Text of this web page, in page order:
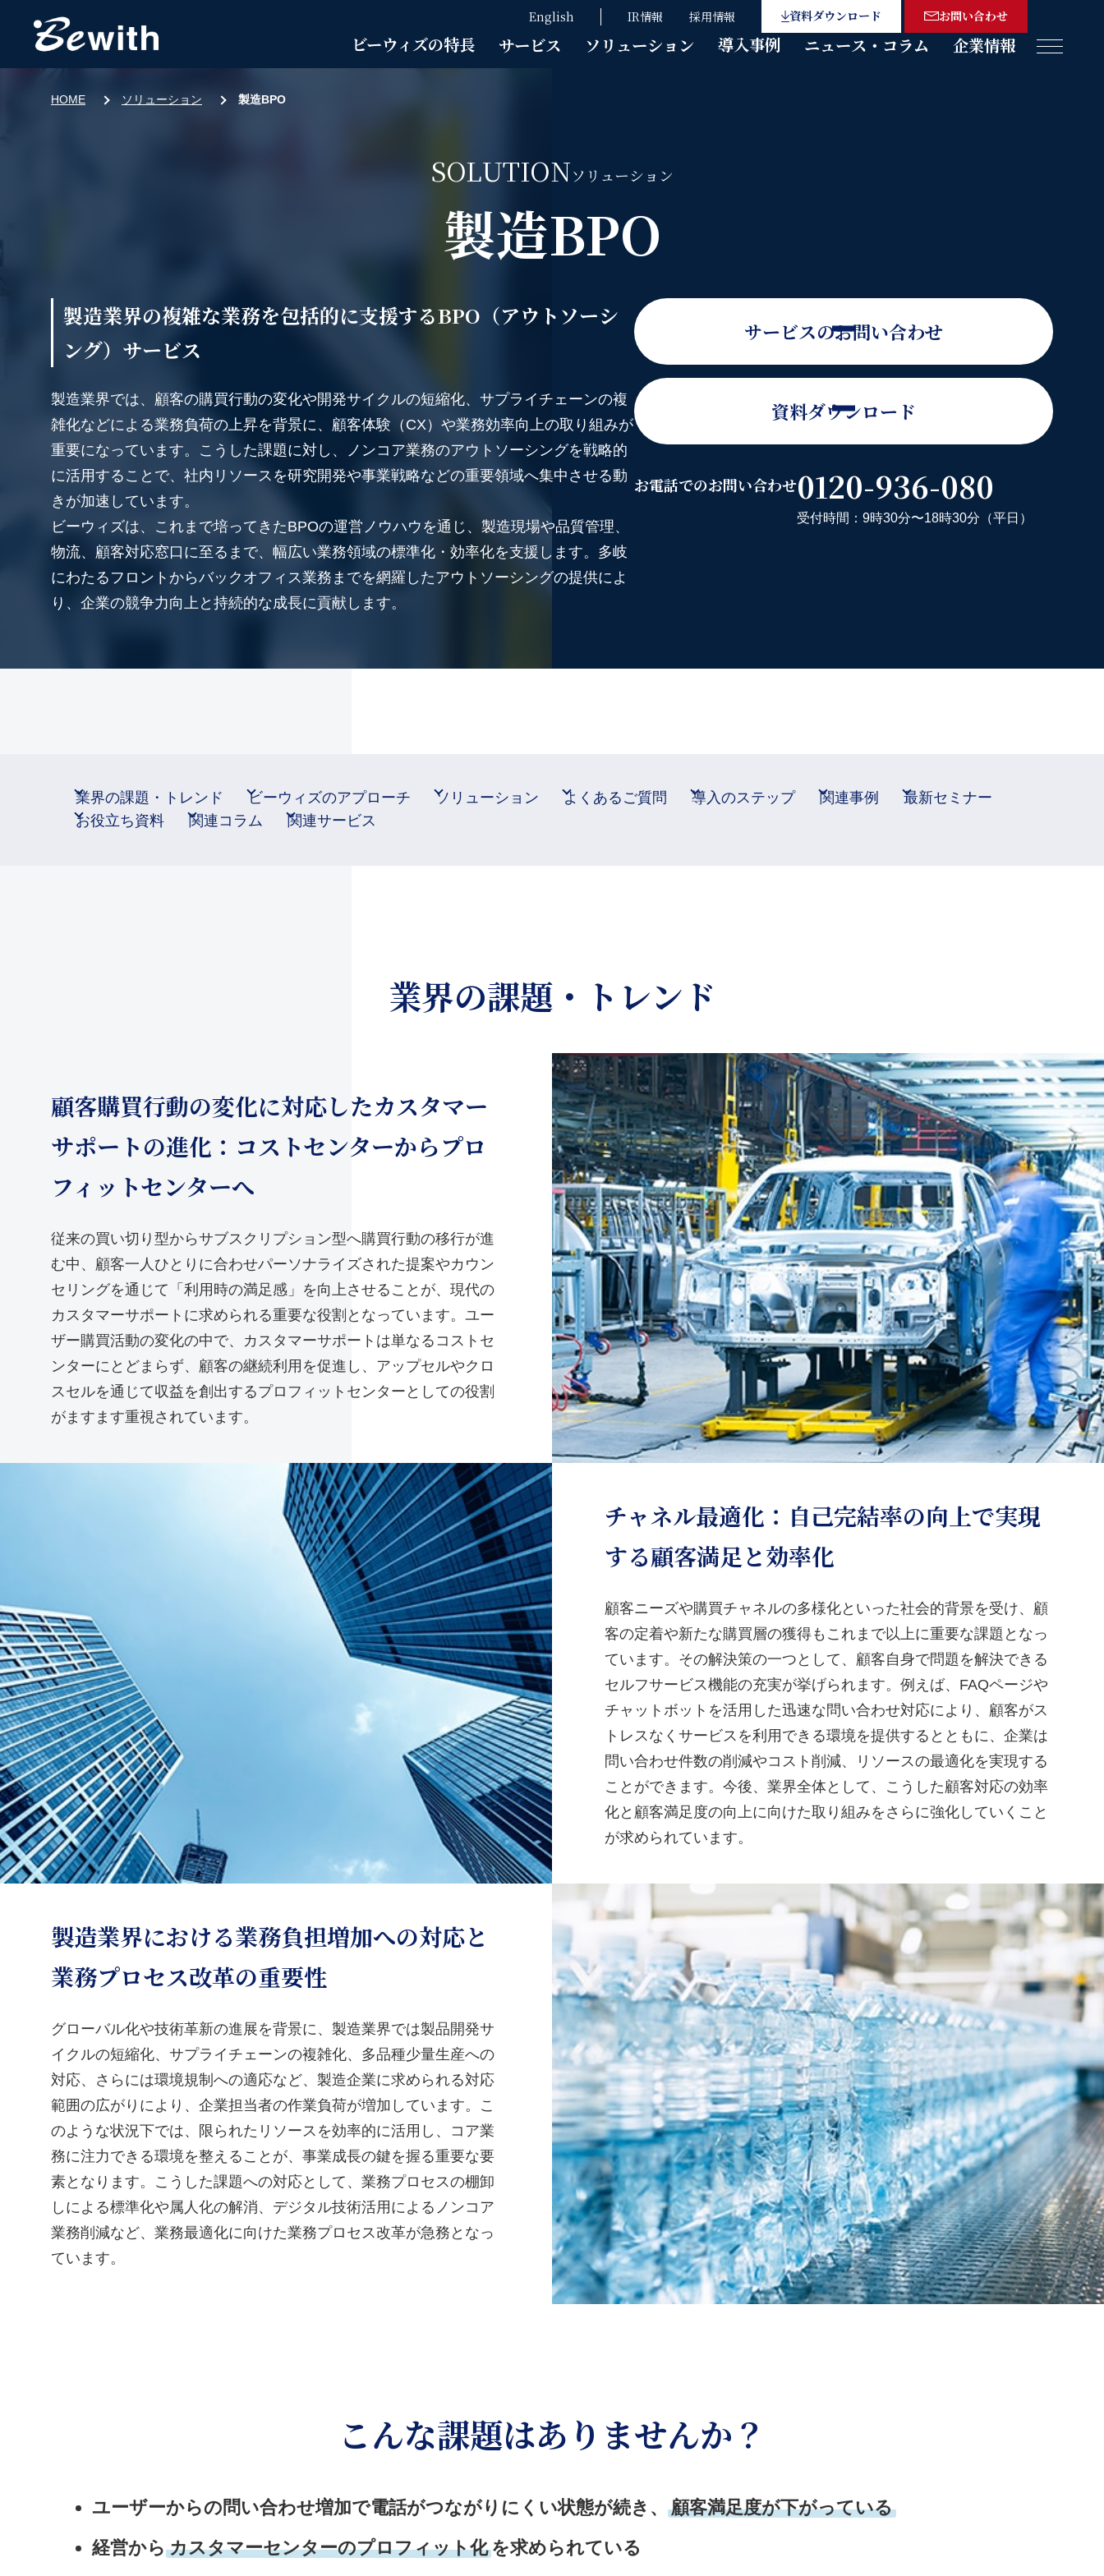
English IR情報 採用情報 資料ダウンロード お問い合わせ
ビーウィズの特長 サービス ソリューション 導入事例 ニュース・コラム 企業情報 メニュ
HOME ソリューション 製造BPO
製造BPO
SOLUTIONソリューション
製造業界の複雑な業務を包括的に支援するBPO（アウトソーシ
ング）サービス
製造業界では、顧客の購買行動の変化や開発サイクルの短縮化、サプライチェーンの複
雑化などによる業務負荷の上昇を背景に、顧客体験（CX）や業務効率向上の取り組みが
重要になっています。こうした課題に対し、ノンコア業務のアウトソーシングを戦略的
に活用することで、社内リソースを研究開発や事業戦略などの重要領域へ集中させる動
きが加速しています。
ビーウィズは、これまで培ってきたBPOの運営ノウハウを通じ、製造現場や品質管理、
物流、顧客対応窓口に至るまで、幅広い業務領域の標準化・効率化を支援します。多岐
にわたるフロントからバックオフィス業務までを網羅したアウトソーシングの提供によ
り、企業の競争力向上と持続的な成長に貢献します。
サービスのお問い合わせ
資料ダウンロード
お電話でのお問い合わせ0120-936-080
受付時間：9時30分〜18時30分（平日）
業界の課題・トレンド ビーウィズのアプローチ ソリューション よくあるご質問 導入のステップ 関連事例
最新セミナー
お役立ち資料
関連コラム 関連サービス
業界の課題・トレンド
顧客購買行動の変化に対応したカスタマー
サポートの進化：コストセンターからプロ
フィットセンターへ
従来の買い切り型からサブスクリプション型へ購買行動の移行が進
む中、顧客一人ひとりに合わせパーソナライズされた提案やカウン
セリングを通じて「利用時の満足感」を向上させることが、現代の
カスタマーサポートに求められる重要な役割となっています。ユー
ザー購買活動の変化の中で、カスタマーサポートは単なるコストセ
ンターにとどまらず、顧客の継続利用を促進し、アップセルやクロ
スセルを通じて収益を創出するプロフィットセンターとしての役割
がますます重視されています。
チャネル最適化：自己完結率の向上で実現
する顧客満足と効率化
顧客ニーズや購買チャネルの多様化といった社会的背景を受け、顧
客の定着や新たな購買層の獲得もこれまで以上に重要な課題となっ
ています。その解決策の一つとして、顧客自身で問題を解決できる
セルフサービス機能の充実が挙げられます。例えば、FAQページや
チャットボットを活用した迅速な問い合わせ対応により、顧客がス
トレスなくサービスを利用できる環境を提供するとともに、企業は
問い合わせ件数の削減やコスト削減、リソースの最適化を実現する
ことができます。今後、業界全体として、こうした顧客対応の効率
化と顧客満足度の向上に向けた取り組みをさらに強化していくこと
が求められています。
製造業界における業務負担増加への対応と
業務プロセス改革の重要性
グローバル化や技術革新の進展を背景に、製造業界では製品開発サ
イクルの短縮化、サプライチェーンの複雑化、多品種少量生産への
対応、さらには環境規制への適応など、製造企業に求められる対応
範囲の広がりにより、企業担当者の作業負荷が増加しています。こ
のような状況下では、限られたリソースを効率的に活用し、コア業
務に注力できる環境を整えることが、事業成長の鍵を握る重要な要
素となります。こうした課題への対応として、業務プロセスの棚卸
しによる標準化や属人化の解消、デジタル技術活用によるノンコア
業務削減など、業務最適化に向けた業務プロセス改革が急務となっ
ています。
こんな課題はありませんか？
ユーザーからの問い合わせ増加で電話がつながりにくい状態が続き、
顧客満足度が下がっている
経営から カスタマーセンターのプロフィット化 を求められている